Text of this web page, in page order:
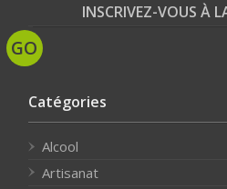
INSCRIVEZ-VOUS À
Catégories
Alcool
Artisanat